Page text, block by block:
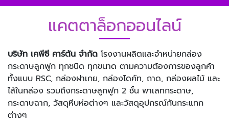
แคตตาล็อกออนไลน์
บริษัท เคพีซี คาร์ตัน จำกัด โรงงานผลิตและจำหน่ายกล่อง
กระดาษลูกฟูก ทุกชนิด ทุกขนาด ตามความต้องการของลูกค้า
ทั้งแบบ RSC, กล่องฝาเกย, กล่องไดคัท, ถาด, กล่องผลไม้ และ
ไส้ในกล่อง รวมถึงกระดาษลูกฟูก 2 ชั้น พาเลทกระดาษ,
กระดาษฉาก, วัสดุหีบห่อต่างๆ และวัสดุอุปกรณ์กันกระแทก
ต่างๆ